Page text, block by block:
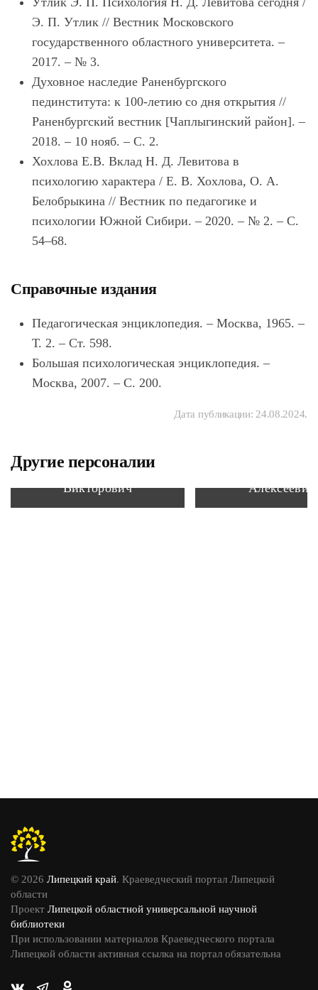
Э. П. Утлик // Вестник Московского
государственного областного университета. –
2017. – № 3.
Духовное наследие Раненбургского
пединститута: к 100-летию со дня открытия //
Раненбургский вестник [Чаплыгинский район]. –
2018. – 10 нояб. – С. 2.
Хохлова Е.В. Вклад Н. Д. Левитова в
психологию характера / Е. В. Хохлова, О. А.
Белобрыкина // Вестник по педагогике и
психологии Южной Сибири. – 2020. – № 2. – С.
54–68.
Справочные издания
Педагогическая энциклопедия. – Москва, 1965. –
Т. 2. – Ст. 598.
Большая психологическая энциклопедия. –
Москва, 2007. – С. 200.
Дата публикации: 24.08.2024.
Другие персоналии
Сторожук Олег
Викторович
Алексеевич
© 2026 Липецкий край. Краеведческий портал Липецкой
области
Проект Липецкой областной универсальной научной
библиотеки
При использовании материалов Краеведческого портала
Липецкой области активная ссылка на портал обязательна